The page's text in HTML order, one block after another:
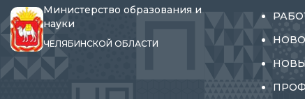
Министерство образования и
науки
ЧЕЛЯБИНСКОЙ ОБЛАСТИ